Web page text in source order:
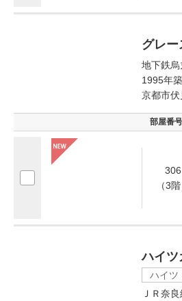
グレー
地下鉄
1995年
京都市
部屋番
306
（3階
ハイツ
ハイツ
ＪＲ奈